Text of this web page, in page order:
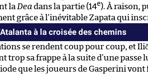
la Dea dans la partie (14e). À raison,
grâce à l’inévitable Zapata qui
à la croisée des chemins
se rendent coup pour coup, et
trop sa frappe à la suite d’une passe
que les joueurs de Gasperini